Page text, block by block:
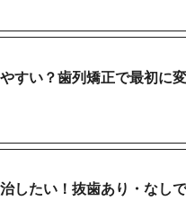
すい？歯列矯正で最初に
したい！抜歯あり・なし